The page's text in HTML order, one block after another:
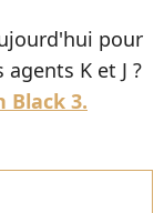
pour
K et J ?
Black 3.